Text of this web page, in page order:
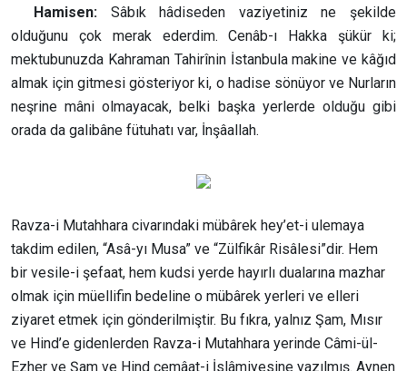
Hamisen: Sâbık hâdiseden vaziyetiniz ne şekilde
olduğunu çok merak ederdim. Cenâb-ı Hakka şükür ki;
mektubunuzda Kahraman Tahirînin İstanbula makine ve kâğıd
almak için gitmesi gösteriyor ki, o hadise sönüyor ve Nurların
neşrine mâni olmayacak, belki başka yerlerde olduğu gibi
orada da galibâne fütuhatı var, İnşâallah.
Ravza-i Mutahhara civarındaki mübârek hey’et-i ulemaya
takdim edilen, “Asâ-yı Musa” ve “Zülfikâr Risâlesi”dir. Hem
bir vesile-i şefaat, hem kudsi yerde hayırlı dualarına mazhar
olmak için müellifin bedeline o mübârek yerleri ve elleri
ziyaret etmek için gönderilmiştir. Bu fıkra, yalnız Şam, Mısır
ve Hind’e gidenlerden Ravza-i Mutahhara yerinde Câmi-ül-
Ezher ve Şam ve Hind cemâat-i İslâmiyesine yazılmış. Aynen